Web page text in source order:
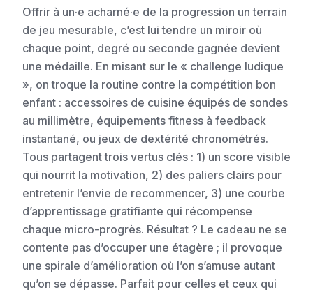
Offrir à un·e acharné·e de la progression un terrain
de jeu mesurable, c’est lui tendre un miroir où
chaque point, degré ou seconde gagnée devient
une médaille. En misant sur le « challenge ludique
», on troque la routine contre la compétition bon
enfant : accessoires de cuisine équipés de sondes
au millimètre, équipements fitness à feedback
instantané, ou jeux de dextérité chronométrés.
Tous partagent trois vertus clés : 1) un score visible
qui nourrit la motivation, 2) des paliers clairs pour
entretenir l’envie de recommencer, 3) une courbe
d’apprentissage gratifiante qui récompense
chaque micro-progrès. Résultat ? Le cadeau ne se
contente pas d’occuper une étagère ; il provoque
une spirale d’amélioration où l’on s’amuse autant
qu’on se dépasse. Parfait pour celles et ceux qui